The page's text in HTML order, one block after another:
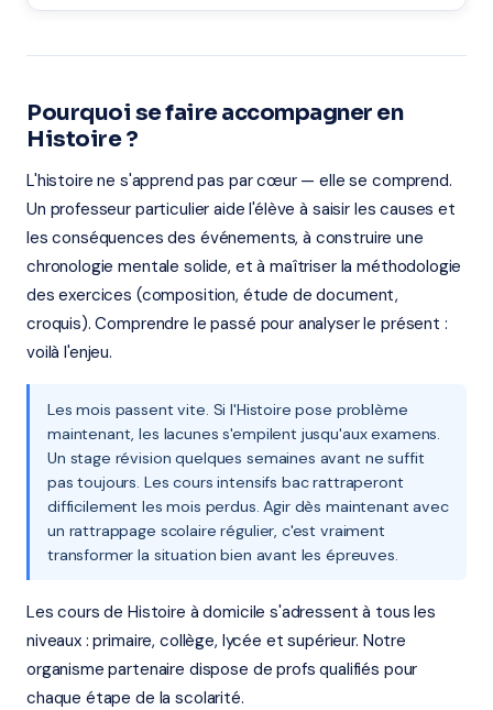
Pourquoi se faire accompagner en
Histoire ?
L'histoire ne s'apprend pas par cœur — elle se comprend.
Un professeur particulier aide l'élève à saisir les causes et
les conséquences des événements, à construire une
chronologie mentale solide, et à maîtriser la méthodologie
des exercices (composition, étude de document,
croquis). Comprendre le passé pour analyser le présent :
voilà l'enjeu.
Les mois passent vite. Si l'Histoire pose problème
maintenant, les lacunes s'empilent jusqu'aux examens.
Un stage révision quelques semaines avant ne suffit
pas toujours. Les cours intensifs bac rattraperont
difficilement les mois perdus. Agir dès maintenant avec
un rattrappage scolaire régulier, c'est vraiment
transformer la situation bien avant les épreuves.
Les cours de Histoire à domicile s'adressent à tous les
niveaux : primaire, collège, lycée et supérieur. Notre
organisme partenaire dispose de profs qualifiés pour
chaque étape de la scolarité.